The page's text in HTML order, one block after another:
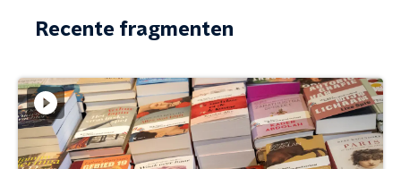
Recente fragmenten